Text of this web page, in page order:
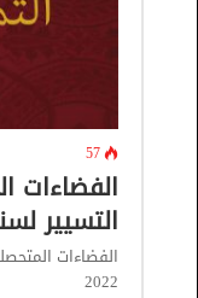
57
الفضاءات
التسيير لسنتي
2022